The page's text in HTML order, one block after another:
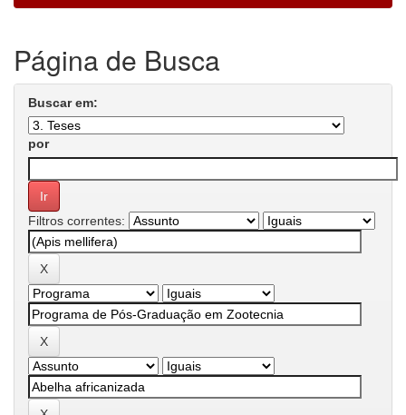
Página de Busca
Buscar em:
por
Filtros correntes: